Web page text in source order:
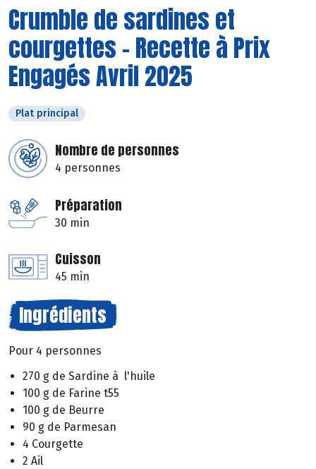
Crumble de sardines et
courgettes - Recette à Prix
Engagés Avril 2025
Plat principal
Nombre de personnes
4 personnes
Préparation
30 min
Cuisson
45 min
Ingrédients
Pour 4 personnes
270 g de Sardine à l'huile
100 g de Farine t55
100 g de Beurre
90 g de Parmesan
4 Courgette
2 Ail